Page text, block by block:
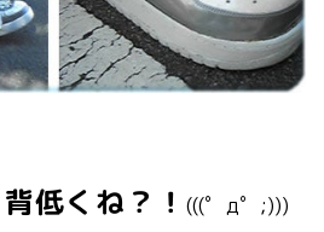
低くね？！ (((゜д゜;)))